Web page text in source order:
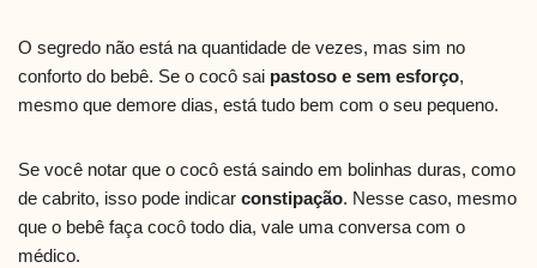
O segredo não está na quantidade de vezes, mas sim no
conforto do bebê. Se o cocô sai pastoso e sem esforço,
mesmo que demore dias, está tudo bem com o seu pequeno.
Se você notar que o cocô está saindo em bolinhas duras, como
de cabrito, isso pode indicar constipação. Nesse caso, mesmo
que o bebê faça cocô todo dia, vale uma conversa com o
médico.